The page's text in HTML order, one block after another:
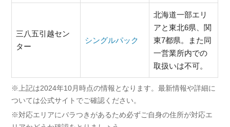
三八五引越セン
ター
シングルパック
北海道一部エリ
アと東北6県、関
東7都県。また同
一営業所内での
取扱いは不可。
※上記は2024年10月時点の情報となります。最新情報や詳細に
ついては公式サイトでご確認ください。
※対応エリアにバラつきがあるため必ずご自身の住所が対応エ